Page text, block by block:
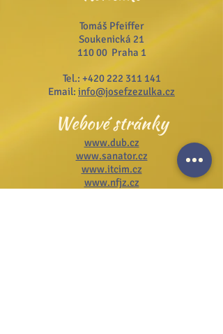
Tomáš Pfeiffer
Soukenická 21
110 00 Praha 1
Tel.: +420 222 311 141
Email: info@josefzezulka.cz
Webové stránky
www.dub.cz
www.sanator.cz
www.itcim.cz
www.nfjz.cz